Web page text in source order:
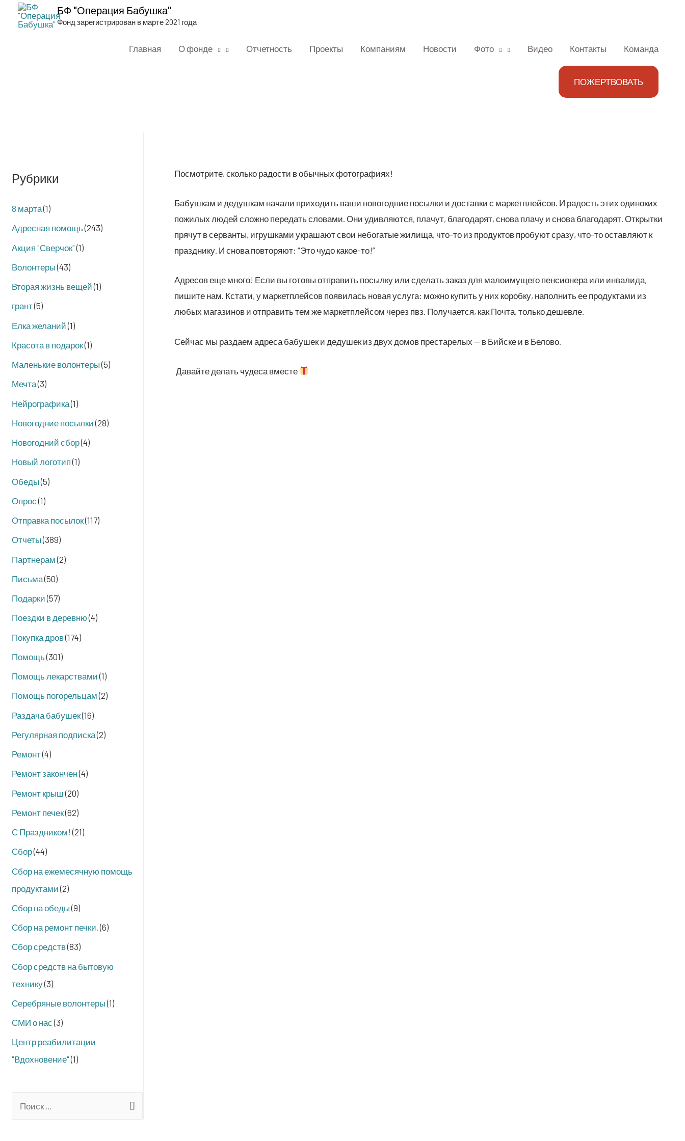
БФ "Операция Бабушка"
Фонд зарегистрирован в марте 2021 года
Главная О фонде Отчетность Проекты Компаниям Новости Фото Видео Контакты Команда
ПОЖЕРТВОВАТЬ
Рубрики
8 марта(1)
Адресная помощь(243)
Акция "Сверчок"(1)
Волонтеры(43)
Вторая жизнь вещей(1)
грант(5)
Елка желаний(1)
Красота в подарок(1)
Маленькие волонтеры(5)
Мечта(3)
Нейрографика(1)
Новогодние посылки(28)
Новогодний сбор(4)
Новый логотип(1)
Обеды(5)
Опрос(1)
Отправка посылок(117)
Отчеты(389)
Партнерам(2)
Письма(50)
Подарки(57)
Поездки в деревню(4)
Покупка дров(174)
Помощь(301)
Помощь лекарствами(1)
Помощь погорельцам(2)
Раздача бабушек(16)
Регулярная подписка(2)
Ремонт(4)
Ремонт закончен(4)
Ремонт крыш(20)
Ремонт печек(62)
С Праздником! (21)
Сбор(44)
Сбор на ежемесячную помощь
продуктами(2)
Сбор на обеды(9)
Сбор на ремонт печки.(6)
Сбор средств(83)
Сбор средств на бытовую
технику(3)
Серебряные волонтеры(1)
СМИ о нас(3)
Центр реабилитации
"Вдохновение"(1)
Посмот­ри­те, сколь­ко радо­сти в обыч­ных фотографиях!
Бабуш­кам и дедуш­кам нача­ли при­хо­дить ваши ново­год­ние посыл­ки и достав­ки с мар­кет­плей­сов. И радость этих оди­но­ких
пожи­лых людей слож­но пере­дать сло­ва­ми. Они удив­ля­ют­ся, пла­чут, бла­го­да­рят, сно­ва пла­чу и сно­ва бла­го­да­рят. Открыт­ки
пря­чут в сер­ван­ты, игруш­ка­ми укра­ша­ют свои небо­га­тые жили­ща, что-то из про­дук­тов про­бу­ют сра­зу, что-то остав­ля­ют к
празд­ни­ку. И сно­ва повто­ря­ют: “Это чудо какое-то!”
Адре­сов еще мно­го! Если вы гото­вы отпра­вить посыл­ку или сде­лать заказ для мало­иму­ще­го пен­си­о­не­ра или инва­ли­да,
пиши­те нам. Кста­ти, у мар­кет­плей­сов появи­лась новая услу­га: мож­но купить у них короб­ку, напол­нить ее про­дук­та­ми из
любых мага­зи­нов и отпра­вить тем же мар­кет­плей­сом через пвз. Полу­ча­ет­ся, как Поч­та, толь­ко дешевле.
Сей­час мы раз­да­ем адре­са бабу­шек и деду­шек из двух домов пре­ста­ре­лых — в Бий­ске и в Белово.
Давай­те делать чуде­са вместе